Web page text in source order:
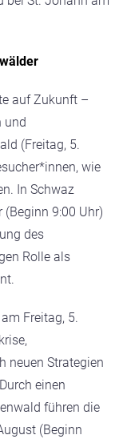
auf Zukunft –
und
(Freitag, 5.
wie
In Schwaz
9:00 Uhr)
des
Rolle als
Freitag, 5.
neuen Strategien
einen
führen die
(Beginn